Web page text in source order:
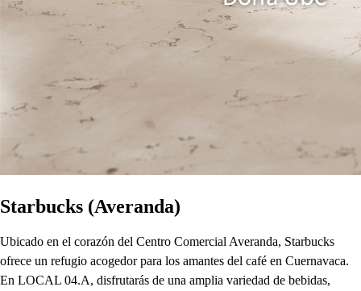
Starbucks (Averanda)
Ubicado en el corazón del Centro Comercial Averanda, Starbucks
ofrece un refugio acogedor para los amantes del café en Cuernavaca.
En LOCAL 04.A, disfrutarás de una amplia variedad de bebidas,